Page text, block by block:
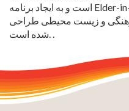
است و به ایجاد برنامه Elder-in-Residence کمک کرد که برای
و زیست محیطی طراحی
شده است. .